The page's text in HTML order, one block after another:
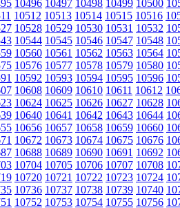
10496 10497 10498 10499 10500
10512 10513 10514 10515 10516
10528 10529 10530 10531 10532
10544 10545 10546 10547 10548
10560 10561 10562 10563 10564
10576 10577 10578 10579 10580
10592 10593 10594 10595 10596
10608 10609 10610 10611 10612
10624 10625 10626 10627 10628
10640 10641 10642 10643 10644
10656 10657 10658 10659 10660
10672 10673 10674 10675 10676
10688 10689 10690 10691 10692
10704 10705 10706 10707 10708
10720 10721 10722 10723 10724
10736 10737 10738 10739 10740
10752 10753 10754 10755 10756